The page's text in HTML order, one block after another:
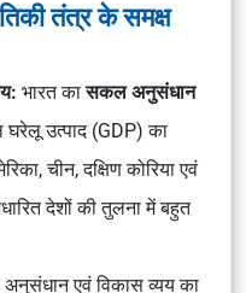
तंत्र के समक्ष
भारत कासकल अनुसंधान
उत्पाद (GDP) का
चीन, दक्षिण कोरिया एवं
देशों की तुलना में बहुत
अनुसंधान एवं विकास व्यय का